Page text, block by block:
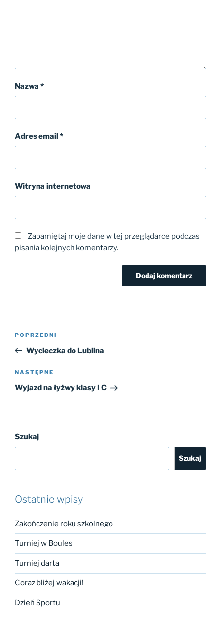
Nazwa *
Adres email*
Witryna internetowa
Zapamiętaj moje dane w tej przeglądarce podczas
pisania kolejnych komentarzy.
Poprzedni
wpis
POPRZEDNI
Wycieczka do Lublina
Następny
wpis
NASTĘPNE
Wyjazd na łyżwy klasy I C
Szukaj
Szukaj
Ostatnie wpisy
Zakończenie roku szkolnego
Turniej w Boules
Turniej darta
Coraz bliżej wakacji!
Dzień Sportu